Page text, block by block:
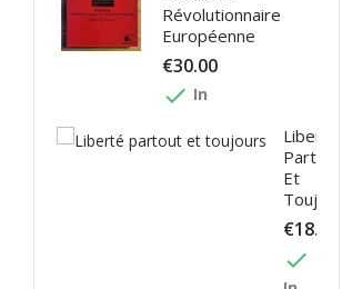
Révolutionnaire
Européenne
€30.00
done In
Liberté
Partout
Et
Toujours
€18.00
done